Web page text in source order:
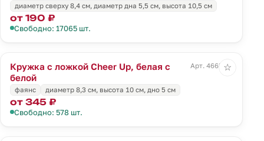
диаметр сверху 8,4 см, диаметр дна 5,5 см, высота 10,5 см
от 190 ₽
Свободно: 17065 шт.
Кружка с ложкой Cheer Up, белая с
белой
Арт. 4665.60
фаянс диаметр 8,3 см, высота 10 см, дно 5 см
от 345 ₽
Свободно: 578 шт.
☆